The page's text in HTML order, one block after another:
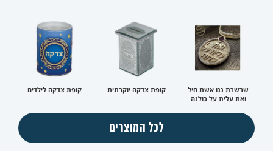
שרשרת ננו אשת חיל
ואת עלית על כולנה
קופת צדקה יוקרתית קופת צדקה לילדים
לכל המוצרים